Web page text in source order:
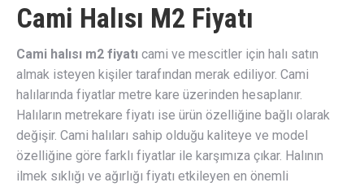
Cami Halısı M2 Fiyatı
Cami halısı m2 fiyatı cami ve mescitler için halı satın
almak isteyen kişiler tarafından merak ediliyor. Cami
halılarında fiyatlar metre kare üzerinden hesaplanır.
Halıların metrekare fiyatı ise ürün özelliğine bağlı olarak
değişir. Cami halıları sahip olduğu kaliteye ve model
özelliğine göre farklı fiyatlar ile karşımıza çıkar. Halının
ilmek sıklığı ve ağırlığı fiyatı etkileyen en önemli